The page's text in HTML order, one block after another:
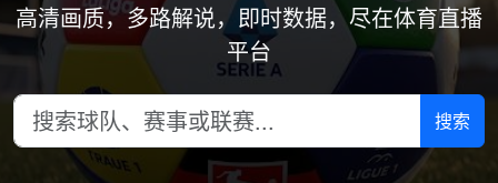
高清画质，多路解说，即时数据，尽在体育直播
平台
搜索